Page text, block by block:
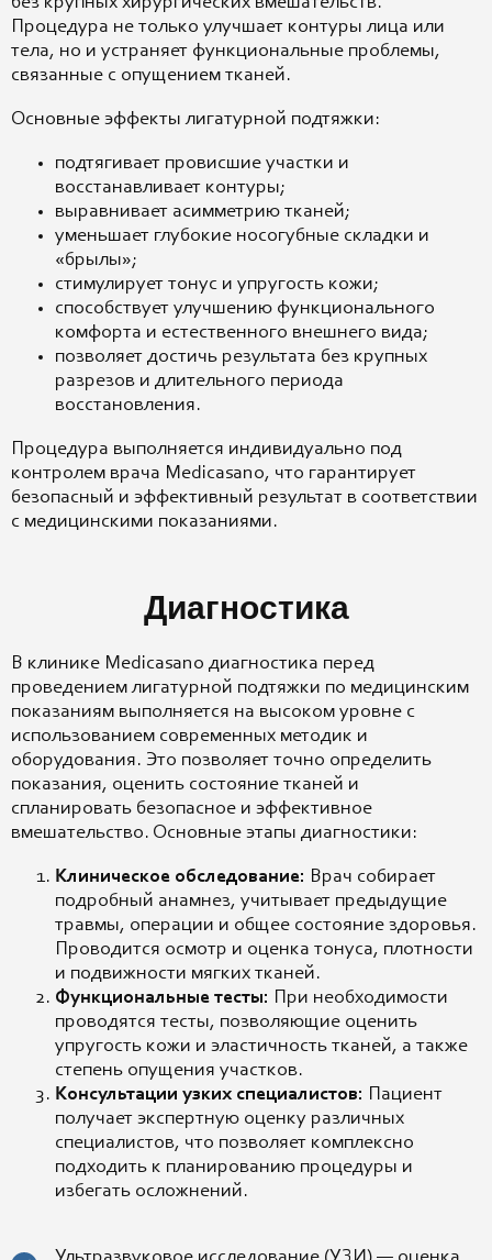
Процедура не только улучшает контуры лица или
тела, но и устраняет функциональные проблемы,
связанные с опущением тканей.
Основные эффекты лигатурной подтяжки:
подтягивает провисшие участки и
восстанавливает контуры;
выравнивает асимметрию тканей;
уменьшает глубокие носогубные складки и
«брылы»;
стимулирует тонус и упругость кожи;
способствует улучшению функционального
комфорта и естественного внешнего вида;
позволяет достичь результата без крупных
разрезов и длительного периода
восстановления.
Процедура выполняется индивидуально под
контролем врача Medicasano, что гарантирует
безопасный и эффективный результат в соответствии
с медицинскими показаниями.
Диагностика
В клинике Medicasano диагностика перед
проведением лигатурной подтяжки по медицинским
показаниям выполняется на высоком уровне с
использованием современных методик и
оборудования. Это позволяет точно определить
показания, оценить состояние тканей и
спланировать безопасное и эффективное
вмешательство. Основные этапы диагностики:
Клиническое обследование: Врач собирает
подробный анамнез, учитывает предыдущие
травмы, операции и общее состояние здоровья.
Проводится осмотр и оценка тонуса, плотности
и подвижности мягких тканей.
Функциональные тесты:
При необходимости
проводятся тесты, позволяющие оценить
упругость кожи и эластичность тканей, а также
степень опущения участков.
Консультации узких специалистов:
Пациент
получает экспертную оценку различных
специалистов, что позволяет комплексно
подходить к планированию процедуры и
избегать осложнений.